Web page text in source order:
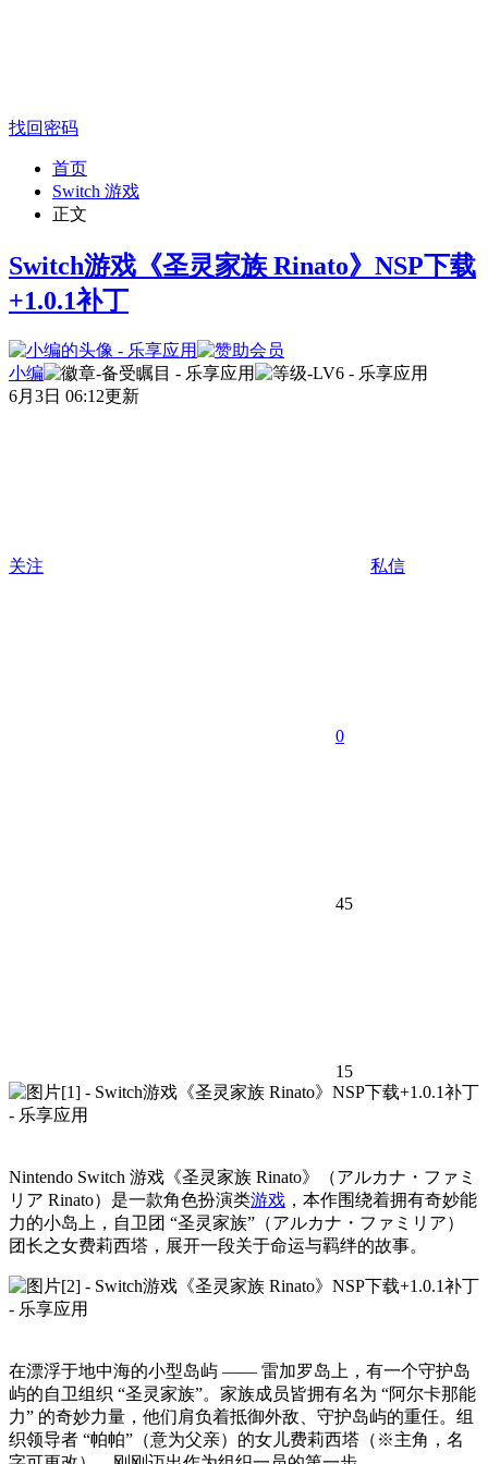
找回密码
首页
Switch 游戏
正文
Switch游戏《圣灵家族 Rinato》NSP下载
+1.0.1补丁
小编
6月3日 06:12更新
关注 私信
0
45
15
Nintendo Switch 游戏《圣灵家族 Rinato》（アルカナ・ファミ
リア Rinato）是一款角色扮演类游戏 ，本作围绕着拥有奇妙能
力的小岛上，自卫团 “圣灵家族”（アルカナ・ファミリア）
团长之女费莉西塔，展开一段关于命运与羁绊的故事。
在漂浮于地中海的小型岛屿 —— 雷加罗岛上，有一个守护岛
屿的自卫组织 “圣灵家族”。家族成员皆拥有名为 “阿尔卡那能
力” 的奇妙力量，他们肩负着抵御外敌、守护岛屿的重任。组
织领导者 “帕帕”（意为父亲）的女儿费莉西塔（※主角，名